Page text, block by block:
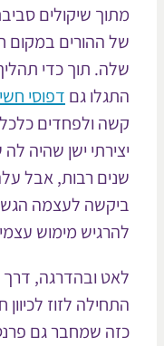
שיקולים סביבתיים
ההורים במקום חיבור
תוך כדי תהליך
גםדפוסי חשיבה
ולפחדים כלכליים
ישן שהיה לה
רבות, אבל עלה
לעצמה הגשמה
מימוש עצמי אמיתי.
ובהדרגה, דרך קשב
לזוז לכיוון חדש
שמחבר גם פרנסה וגם